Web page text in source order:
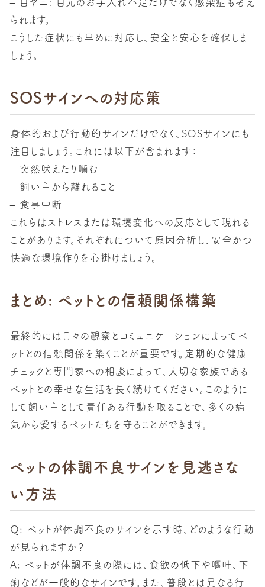
られます。
こうした症状にも早めに対応し、安全と安心を確保しま
しょう。
SOSサインへの対応策
身体的および行動的サインだけでなく、SOSサイン にも
注目しましょう。これには以下が含まれます：
– 突然吠えたり噛む
– 飼い主から離れること
– 食事中断
これらはストレスまたは環境変化への反応として現れる
ことがあります。それぞれについて原因分析し、安全かつ
快適な環境作りを心掛けましょう。
まとめ: ペットとの信頼関係構築
最終的には日々の観察とコミュニケーションによってペ
ットとの信頼関係を築くことが重要です。定期的な健康
チェックと専門家への相談によって、大切な家族である
ペットとの幸せな生活を長く続けてください。このように
して飼い主として責任ある行動を取ることで、多くの病
気から愛するペットたちを守ることができます。
ペットの体調不良サインを見逃さな
い方法
Q: ペットが体調不良のサインを示す時、どのような行動
が見られますか？
A: ペットが体調不良の際には、食欲の低下や嘔吐、下
痢などが一般的なサインです。また、普段とは異なる行